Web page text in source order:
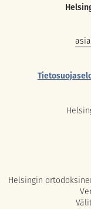
Helsingin